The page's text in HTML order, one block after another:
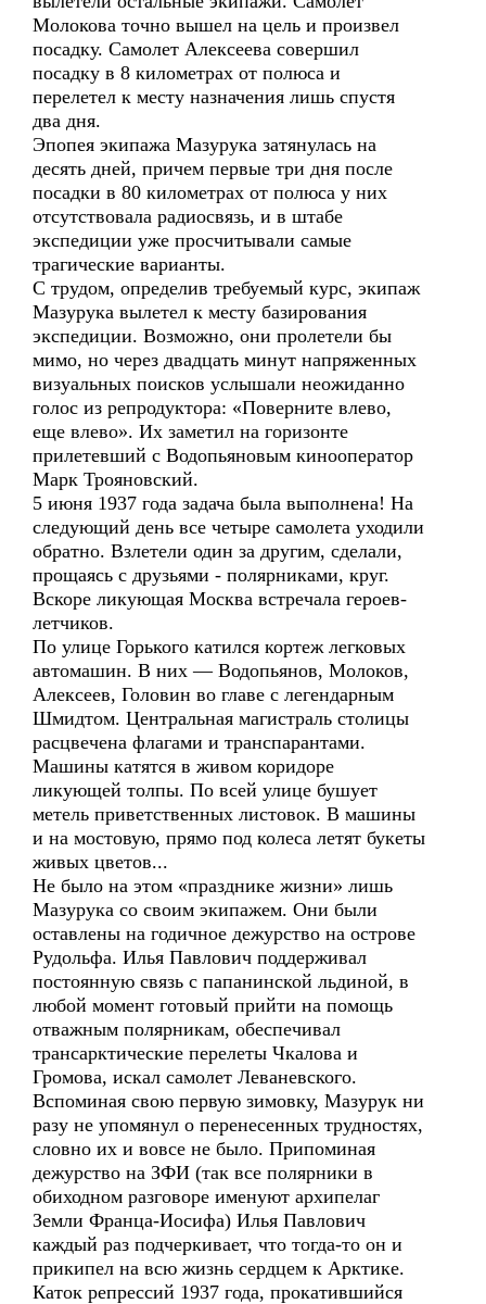
Молокова точно вышел на цель и произвел
посадку. Самолет Алексеева совершил
посадку в 8 километрах от полюса и
перелетел к месту назначения лишь спустя
два дня.
Эпопея экипажа Мазурука затянулась на
десять дней, причем первые три дня после
посадки в 80 километрах от полюса у них
отсутствовала радиосвязь, и в штабе
экспедиции уже просчитывали самые
трагические варианты.
С трудом, определив требуемый курс, экипаж
Мазурука вылетел к месту базирования
экспедиции. Возможно, они пролетели бы
мимо, но через двадцать минут напряженных
визуальных поисков услышали неожиданно
голос из репродуктора: «Поверните влево,
еще влево». Их заметил на горизонте
прилетевший с Водопьяновым кинооператор
Марк Трояновский.
5 июня 1937 года задача была выполнена! На
следующий день все четыре самолета уходили
обратно. Взлетели один за другим, сделали,
прощаясь с друзьями - полярниками, круг.
Вскоре ликующая Москва встречала героев-
летчиков.
По улице Горького катился кортеж легковых
автомашин. В них — Водопьянов, Молоков,
Алексеев, Головин во главе с легендарным
Шмидтом. Центральная магистраль столицы
расцвечена флагами и транспарантами.
Машины катятся в живом коридоре
ликующей толпы. По всей улице бушует
метель приветственных листовок. В машины
и на мостовую, прямо под колеса летят букеты
живых цветов...
Не было на этом «празднике жизни» лишь
Мазурука со своим экипажем. Они были
оставлены на годичное дежурство на острове
Рудольфа. Илья Павлович поддерживал
постоянную связь с папанинской льдиной, в
любой момент готовый прийти на помощь
отважным полярникам, обеспечивал
трансарктические перелеты Чкалова и
Громова, искал самолет Леваневского.
Вспоминая свою первую зимовку, Мазурук ни
разу не упомянул о перенесенных трудностях,
словно их и вовсе не было. Припоминая
дежурство на ЗФИ (так все полярники в
обиходном разговоре именуют архипелаг
Земли Франца-Иосифа) Илья Павлович
каждый раз подчеркивает, что тогда-то он и
прикипел на всю жизнь сердцем к Арктике.
Каток репрессий 1937 года, прокатившийся